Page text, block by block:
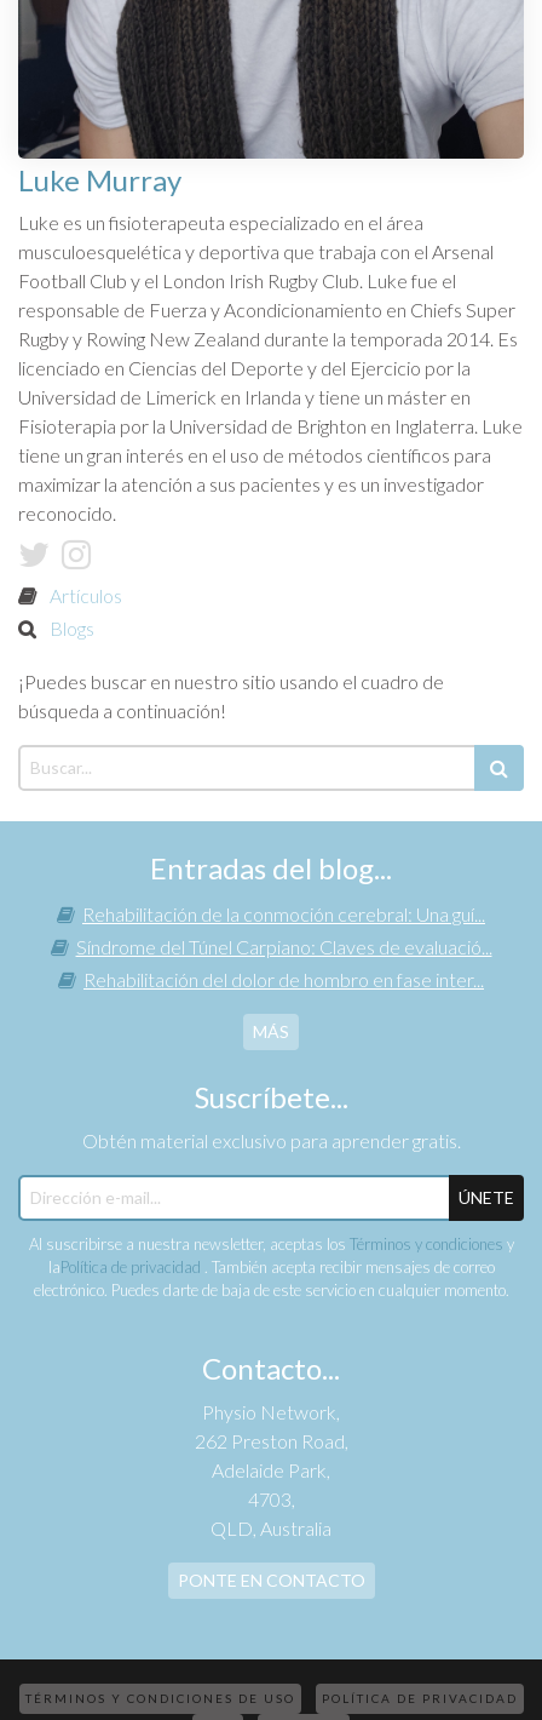
Luke Murray
Luke es un fisioterapeuta especializado en el área
musculoesquelética y deportiva que trabaja con el Arsenal
Football Club y el London Irish Rugby Club. Luke fue el
responsable de Fuerza y Acondicionamiento en Chiefs Super
Rugby y Rowing New Zealand durante la temporada 2014. Es
licenciado en Ciencias del Deporte y del Ejercicio por la
Universidad de Limerick en Irlanda y tiene un máster en
Fisioterapia por la Universidad de Brighton en Inglaterra. Luke
tiene un gran interés en el uso de métodos científicos para
maximizar la atención a sus pacientes y es un investigador
reconocido.
Artículos
Blogs
¡Puedes buscar en nuestro sitio usando el cuadro de
búsqueda a continuación!
Entradas del blog...
Rehabilitación de la conmoción cerebral: Una guí...
Síndrome del Túnel Carpiano: Claves de evaluació...
Rehabilitación del dolor de hombro en fase inter...
MÁS
Suscríbete...
Obtén material exclusivo para aprender gratis.
ÚNETE
Al suscribirse a nuestra newsletter, aceptas los Términos y condiciones y
laPolítica de privacidad
. También acepta recibir mensajes de correo
electrónico. Puedes darte de baja de este servicio en cualquier momento.
Contacto...
Physio Network,
262 Preston Road,
Adelaide Park,
4703,
QLD, Australia
PONTE EN CONTACTO
TÉRMINOS Y CONDICIONES DE USO POLÍTICA DE PRIVACIDAD